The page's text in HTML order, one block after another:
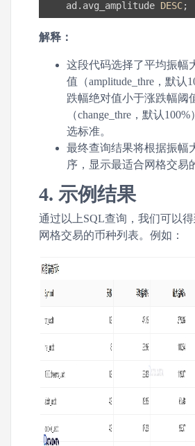
    ad.avg_amplitude
DESC
解释：
这段代码选择了平均振幅
值（amplitude_thre，默认
跌幅绝对值小于涨跌幅阈
（change_thre，默认
选标准。
最终查询结果将根据振幅
序，显示最适合网格交易
4. 示例结果
通过以上SQL查询，我们可以
网格交易的币种列表。例如：